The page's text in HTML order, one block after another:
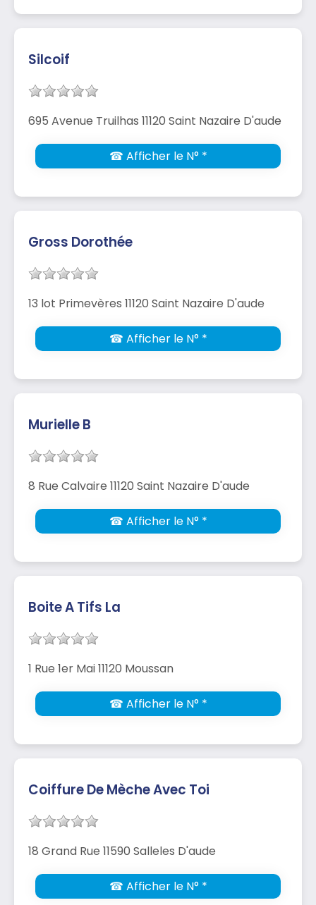
Silcoif
695 Avenue Truilhas 11120 Saint Nazaire D'aude
☎ Afficher le N° *
Gross Dorothée
13 lot Primevères 11120 Saint Nazaire D'aude
☎ Afficher le N° *
Murielle B
8 Rue Calvaire 11120 Saint Nazaire D'aude
☎ Afficher le N° *
Boite A Tifs La
1 Rue 1er Mai 11120 Moussan
☎ Afficher le N° *
Coiffure De Mèche Avec Toi
18 Grand Rue 11590 Salleles D'aude
☎ Afficher le N° *